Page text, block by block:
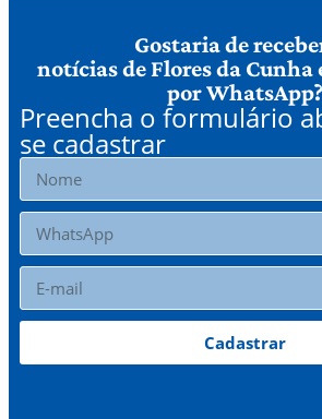
Gostaria de
notícias de Flores da Cunha
por WhatsApp?
Preencha o formulário
se cadastrar
Cadastrar